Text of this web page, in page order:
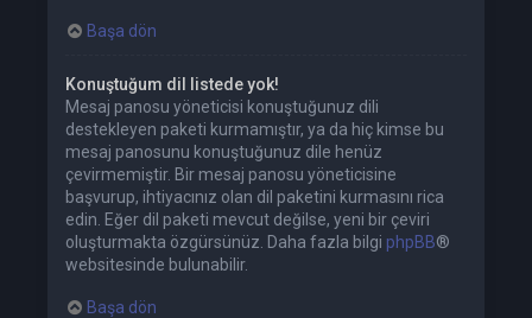
Başa dön
Konuştuğum dil listede yok!
Mesaj panosu yöneticisi konuştuğunuz dili
destekleyen paketi kurmamıştır, ya da hiç kimse bu
mesaj panosunu konuştuğunuz dile henüz
çevirmemiştir. Bir mesaj panosu yöneticisine
başvurup, ihtiyacınız olan dil paketini kurmasını rica
edin. Eğer dil paketi mevcut değilse, yeni bir çeviri
oluşturmakta özgürsünüz. Daha fazla bilgi phpBB®
websitesinde bulunabilir.
Başa dön